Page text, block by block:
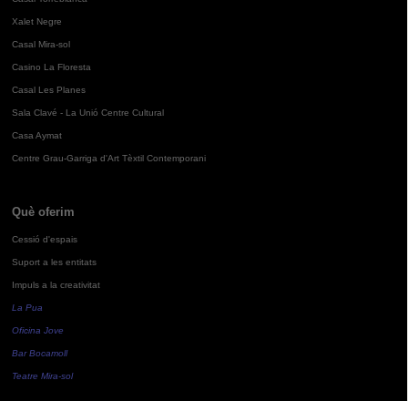
Xalet Negre
Casal Mira-sol
Casino La Floresta
Casal Les Planes
Sala Clavé - La Unió Centre Cultural
Casa Aymat
Centre Grau-Garriga d'Art Tèxtil Contemporani
Què oferim
Cessió d'espais
Suport a les entitats
Impuls a la creativitat
La Pua
Oficina Jove
Bar Bocamoll
Teatre Mira-sol